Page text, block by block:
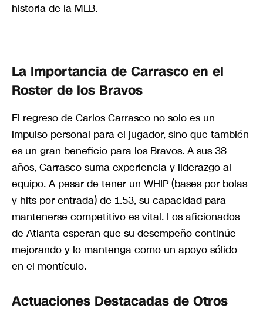
historia de la MLB.
La Importancia de Carrasco en el
Roster de los Bravos
El regreso de Carlos Carrasco no solo es un
impulso personal para el jugador, sino que también
es un gran beneficio para los Bravos. A sus 38
años, Carrasco suma experiencia y liderazgo al
equipo. A pesar de tener un WHIP (bases por bolas
y hits por entrada) de 1.53, su capacidad para
mantenerse competitivo es vital. Los aficionados
de Atlanta esperan que su desempeño continúe
mejorando y lo mantenga como un apoyo sólido
en el montículo.
Actuaciones Destacadas de Otros